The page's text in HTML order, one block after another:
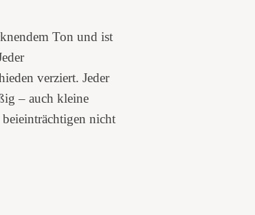
Ton und ist
verziert. Jeder
– auch kleine
nicht